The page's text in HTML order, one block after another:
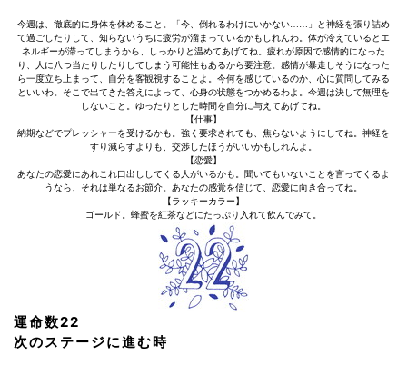
今週は、徹底的に身体を休めること。「今、倒れるわけにいかない……」と神経を張り詰め
て過ごしたりして、知らないうちに疲労が溜まっているかもしれんわ。体が冷えているとエ
ネルギーが滞ってしまうから、しっかりと温めてあげてね。疲れが原因で感情的になった
り、人に八つ当たりしたりしてしまう可能性もあるから要注意。感情が暴走しそうになった
ら一度立ち止まって、自分を客観視することよ。今何を感じているのか、心に質問してみる
といいわ。そこで出てきた答えによって、心身の状態をつかめるわよ。今週は決して無理を
しないこと。ゆったりとした時間を自分に与えてあげてね。
【仕事】
納期などでプレッシャーを受けるかも。強く要求されても、焦らないようにしてね。神経を
すり減らすよりも、交渉したほうがいいかもしれんよ。
【恋愛】
あなたの恋愛にあれこれ口出ししてくる人がいるかも。聞いてもいないことを言ってくるよ
うなら、それは単なるお節介。あなたの感覚を信じて、恋愛に向き合ってね。
【ラッキーカラー】
ゴールド。蜂蜜を紅茶などにたっぷり入れて飲んでみて。
運命数22
次のステージに進む時